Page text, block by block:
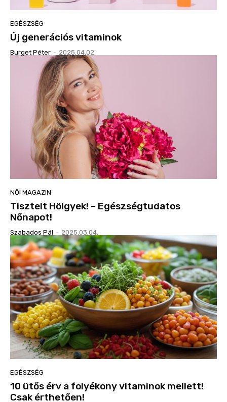
EGÉSZSÉG
Új generációs vitaminok
Burget Péter - 2025.04.02.
NŐI MAGAZIN
Tisztelt Hölgyek! – Egészségtudatos
Nőnapot!
Szabados Pál - 2025.03.04.
EGÉSZSÉG
10 ütős érv a folyékony vitaminok mellett!
Csak érthetően!